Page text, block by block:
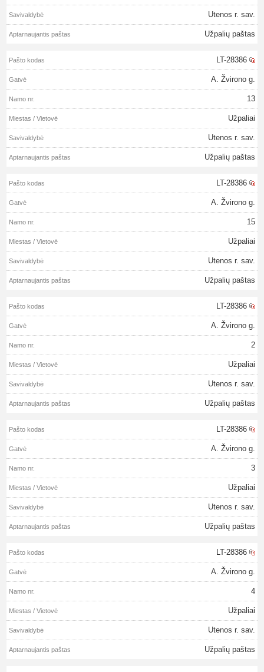
Utenos r. sav.
Užpalių paštas
LT-28386
A. Žvirono g.
13
Užpaliai
Utenos r. sav.
Užpalių paštas
LT-28386
A. Žvirono g.
15
Užpaliai
Utenos r. sav.
Užpalių paštas
LT-28386
A. Žvirono g.
2
Užpaliai
Utenos r. sav.
Užpalių paštas
LT-28386
A. Žvirono g.
3
Užpaliai
Utenos r. sav.
Užpalių paštas
LT-28386
A. Žvirono g.
4
Užpaliai
Utenos r. sav.
Užpalių paštas